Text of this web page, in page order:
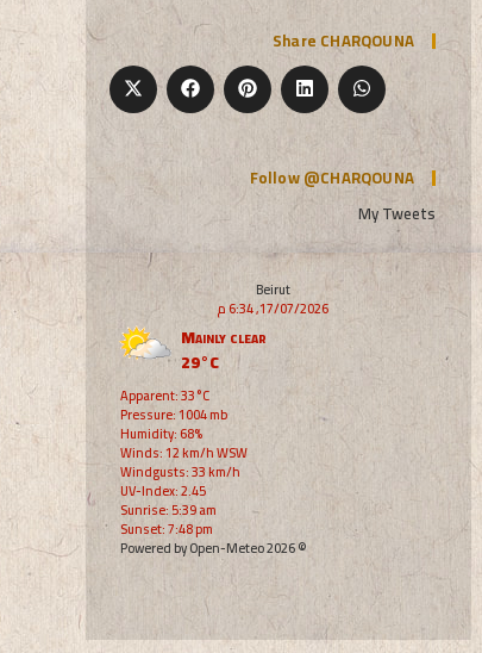
Share CHARQOUNA
Follow @CHARQOUNA
My Tweets
Beirut
17/07/2026, 6:34 م
Mainly clear
29°C
Apparent: 33°C
Pressure: 1004 mb
Humidity: 68%
Winds: 12 km/h WSW
Windgusts: 33 km/h
UV-Index: 2.45
Sunrise: 5:39 am
Sunset: 7:48 pm
© 2026 Powered by Open-Meteo